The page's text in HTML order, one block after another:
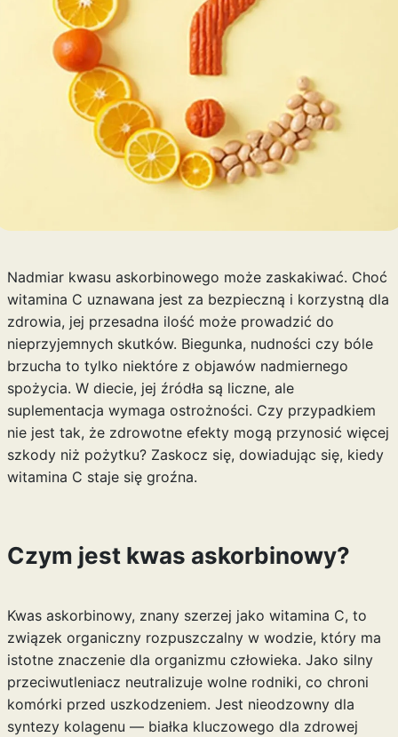
Nadmiar kwasu askorbinowego może zaskakiwać. Choć
witamina C uznawana jest za bezpieczną i korzystną dla
zdrowia, jej przesadna ilość może prowadzić do
nieprzyjemnych skutków. Biegunka, nudności czy bóle
brzucha to tylko niektóre z objawów nadmiernego
spożycia. W diecie, jej źródła są liczne, ale
suplementacja wymaga ostrożności. Czy przypadkiem
nie jest tak, że zdrowotne efekty mogą przynosić więcej
szkody niż pożytku? Zaskocz się, dowiadując się, kiedy
witamina C staje się groźna.
Czym jest kwas askorbinowy?
Kwas askorbinowy, znany szerzej jako witamina C, to
związek organiczny rozpuszczalny w wodzie, który ma
istotne znaczenie dla organizmu człowieka. Jako silny
przeciwutleniacz neutralizuje wolne rodniki, co chroni
komórki przed uszkodzeniem. Jest nieodzowny dla
syntezy kolagenu — białka kluczowego dla zdrowej